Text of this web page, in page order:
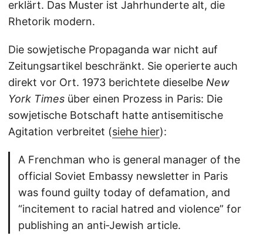
erklärt. Das Muster ist Jahrhunderte alt, die
Rhetorik modern.
Die sowjetische Propaganda war nicht auf
Zeitungsartikel beschränkt. Sie operierte auch
direkt vor Ort. 1973 berichtete dieselbe New
York Times über einen Prozess in Paris: Die
sowjetische Botschaft hatte antisemitische
Agitation verbreitet (siehe hier):
A Frenchman who is general manager of the
official Soviet Embassy newsletter in Paris
was found guilty today of defamation, and
“incitement to racial hatred and violence” for
publishing an anti‐Jewish article.